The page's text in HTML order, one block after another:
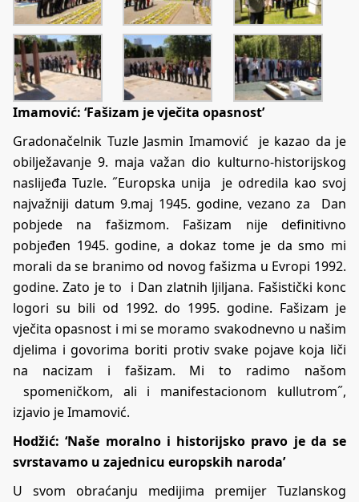
Imamović: ‘Fašizam je vječita opasnost’
Gradonačelnik Tuzle Jasmin Imamović je kazao da je
obilježavanje 9. maja važan dio kulturno-historijskog
naslijeđa Tuzle. ˝Europska unija je odredila kao svoj
najvažniji datum 9.maj 1945. godine, vezano za Dan
pobjede na fašizmom. Fašizam nije definitivno
pobjeđen 1945. godine, a dokaz tome je da smo mi
morali da se branimo od novog fašizma u Evropi 1992.
godine. Zato je to i Dan zlatnih ljiljana. Fašistički konc
logori su bili od 1992. do 1995. godine. Fašizam je
vječita opasnost i mi se moramo svakodnevno u našim
djelima i govorima boriti protiv svake pojave koja liči
na nacizam i fašizam. Mi to radimo našom
spomeničkom, ali i manifestacionom kullutrom˝,
izjavio je Imamović.
Hodžić: ‘Naše moralno i historijsko pravo je da se
svrstavamo u zajednicu europskih naroda’
U svom obraćanju medijima premijer Tuzlanskog